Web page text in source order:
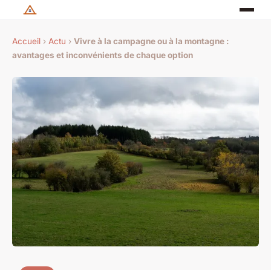
Accueil › Actu › Vivre à la campagne ou à la montagne :
avantages et inconvénients de chaque option